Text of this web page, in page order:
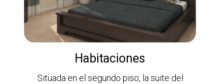
Habitaciones
Situada en el segundo piso, la suite del